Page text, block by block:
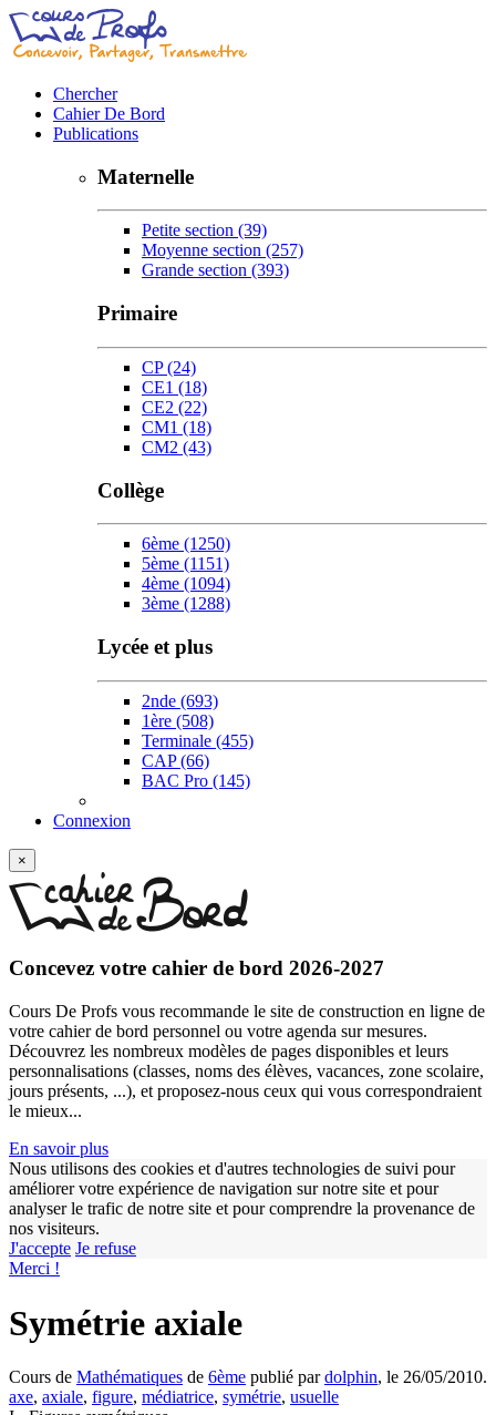
Chercher
Cahier De Bord
Publications
Maternelle
Petite section (39)
Moyenne section (257)
Grande section (393)
Primaire
CP(24)
CE1 (18)
CE2 (22)
CM1 (18)
CM2 (43)
Collège
6ème (1250)
5ème (1151)
4ème (1094)
3ème (1288)
Lycée et plus
2nde (693)
1ère (508)
Terminale (455)
CAP(66)
BAC Pro (145)
Connexion
×
Concevez votre cahier de bord 2026-2027
Cours De Profs vous recommande le site de construction en ligne de
votre cahier de bord personnel ou votre agenda sur mesures.
Découvrez les nombreux modèles de pages disponibles et leurs
personnalisations (classes, noms des élèves, vacances, zone scolaire,
jours présents, ...), et proposez-nous ceux qui vous correspondraient
le mieux...
En savoir plus
Nous utilisons des cookies et d'autres technologies de suivi pour
améliorer votre expérience de navigation sur notre site et pour
analyser le trafic de notre site et pour comprendre la provenance de
nos visiteurs.
J'accepte Je refuse
Merci !
Symétrie axiale
Cours de Mathématiques de 6ème publié pardolphin, le 26/05/2010.
axe, axiale, figure, médiatrice, symétrie, usuelle